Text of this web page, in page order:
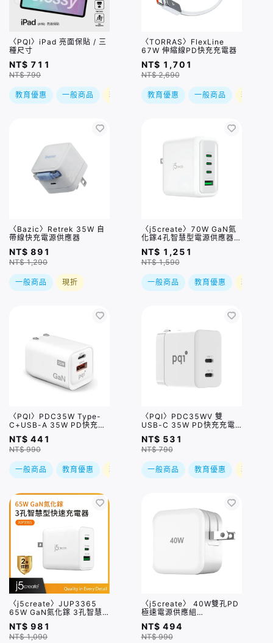
〈PQI〉iPad 亮面保貼 / 三
種尺寸
NT$ 711
NT$ 790
教育優惠 一般商品 現折
〈TORRAS〉FlexLine
67W 伸縮線PD快充充電器
NT$ 1,701
NT$ 2,690
教育優惠 一般商品 現折
〈Bazic〉Retrek 35W 自
帶線快充電源供應器
NT$ 891
NT$ 1,290
一般商品 現折
〈j5create〉70W GaN氮
化鎵4孔智慧型電源供應器
(3C1A) (JUP4370)
NT$ 1,251
NT$ 1,590
一般商品 教育優惠 現折
〈PQI〉PDC35W Type-
C+USB-A 35W PD快充充
電器
NT$ 441
NT$ 990
一般商品 教育優惠 現折
〈PQI〉PDC35WV 雙
USB-C 35W PD快充充電
NT$ 531
NT$ 790
一般商品 教育優惠 現折
〈j5create〉JUP3365
65W GaN氮化鎵 3孔智慧
型快速充電器
NT$ 981
NT$ 1,090
〈j5create〉 40W雙孔PD
極速電源供應組
(JUP2440) (2C,內附
USB-A/USB-C雙用編織充
電線)
NT$ 494
NT$ 990